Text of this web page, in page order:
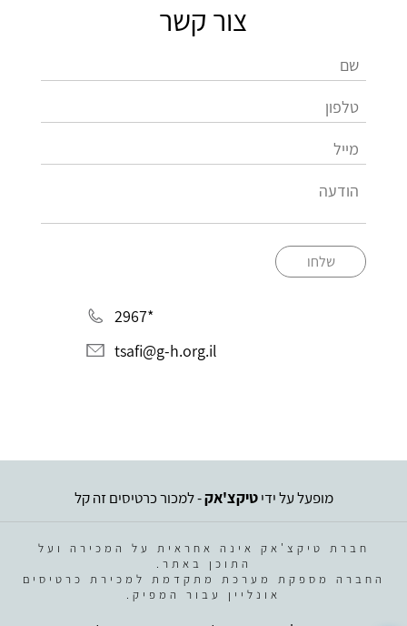
צור קשר
שלחו
*2967
tsafi@g-h.org.il
מופעל על ידיטיקצ'אק- למכור כרטיסים זה קל
חברת טיקצ'אק אינה אחראית על המכירה ועל
התוכן באתר.
החברה מספקת מערכת מתקדמת למכירת כרטיסים
אונליין עבור המפיק.